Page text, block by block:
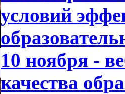
условий
10 ноября -
качества